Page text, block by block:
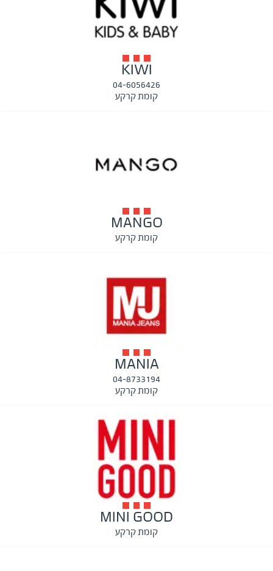
KIWI
04-6056426
קומת קרקע
MANGO
קומת קרקע
MANIA
04-8733194
קומת קרקע
MINI GOOD
קומת קרקע